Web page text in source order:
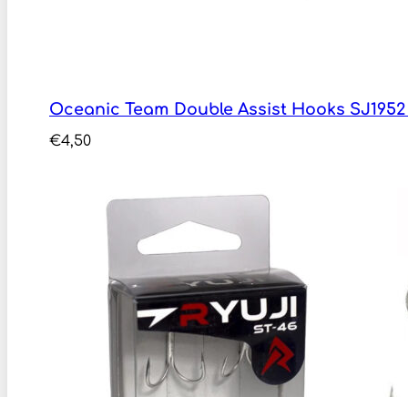
Oceanic Team Double Assist Hooks SJ1952
€4,50